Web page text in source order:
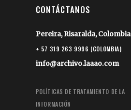
CONTÁCTANOS
Pereira, Risaralda, Colombia
+ 57 319 263 9996 (COLOMBIA)
info@archivo.laaao.com
POLÍTICAS DE TRATAMIENTO DE LA
INFORMACIÓN